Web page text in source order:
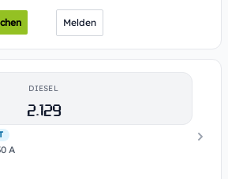
Melden
DIESEL
2.129
A